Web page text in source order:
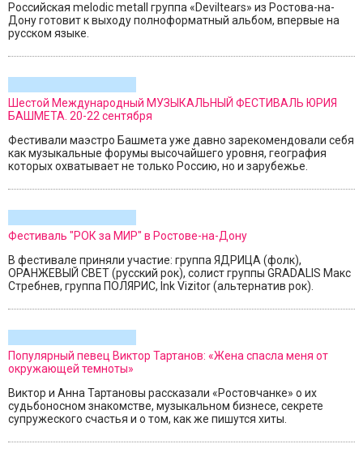
Российская melodic metall группа «Deviltears» из Ростова-на-
Дону готовит к выходу полноформатный альбом, впервые на
русском языке.
Шестой Международный МУЗЫКАЛЬНЫЙ ФЕСТИВАЛЬ ЮРИЯ
БАШМЕТА. 20-22 сентября
Фестивали маэстро Башмета уже давно зарекомендовали себя
как музыкальные форумы высочайшего уровня, география
которых охватывает не только Россию, но и зарубежье.
Фестиваль "РОК за МИР" в Ростове-на-Дону
В фестивале приняли участие: группа ЯДРИЦА (фолк),
ОРАНЖЕВЫЙ СВЕТ (русский рок), солист группы GRADALIS Макс
Стребнев, группа ПОЛЯРИС, Ink Vizitor (альтернатив рок).
Популярный певец Виктор Тартанов: «Жена спасла меня от
окружающей темноты»
Виктор и Анна Тартановы рассказали «Ростовчанке» о их
судьбоносном знакомстве, музыкальном бизнесе, секрете
супружеского счастья и о том, как же пишутся хиты.